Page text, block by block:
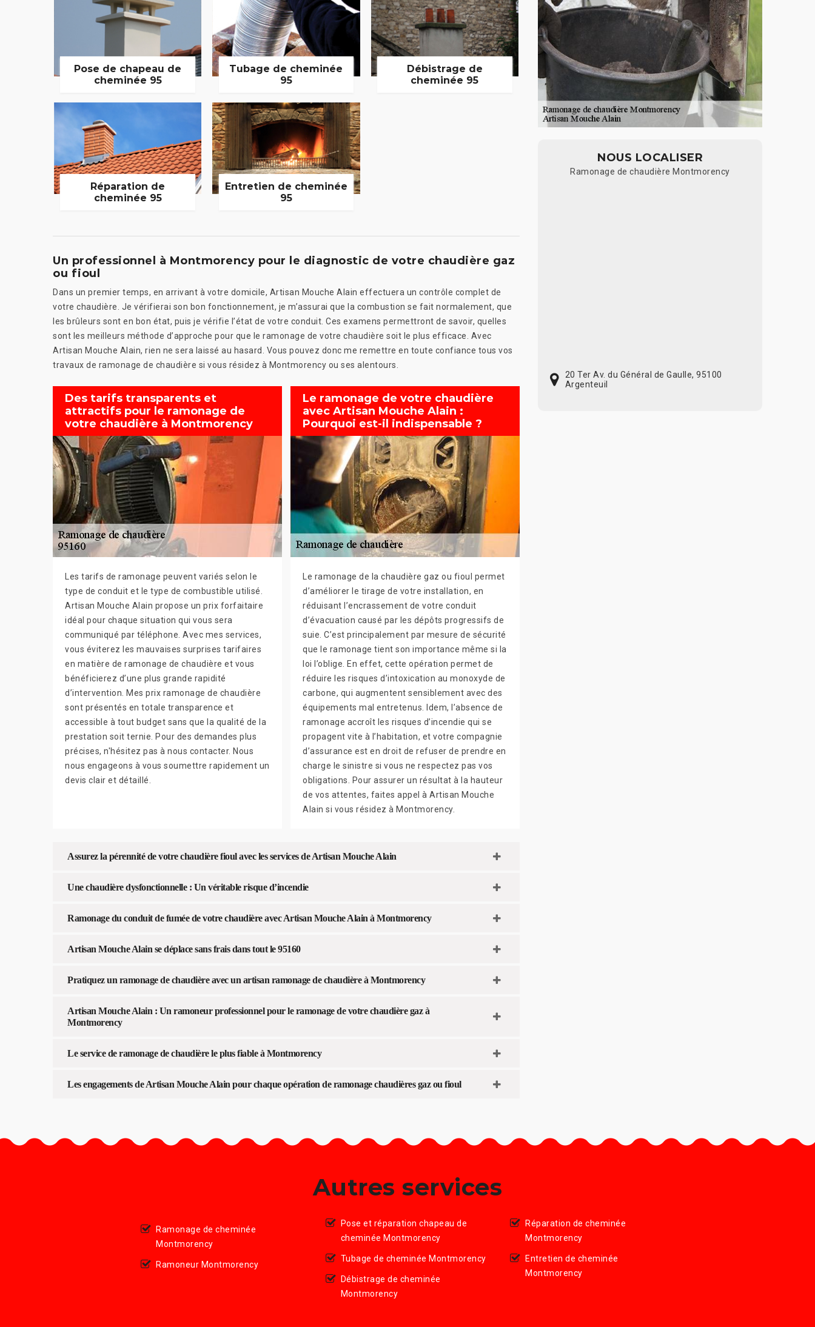
Pose de chapeau de
cheminée 95
Tubage de cheminée
95
Débistrage de
cheminée 95
Réparation de
cheminée 95
Entretien de cheminée
95
Un professionnel à Montmorency pour le diagnostic de votre chaudière gaz
ou fioul
Dans un premier temps, en arrivant à votre domicile, Artisan Mouche Alain effectuera un contrôle complet de
votre chaudière. Je vérifierai son bon fonctionnement, je m’assurai que la combustion se fait normalement, que
les brûleurs sont en bon état, puis je vérifie l’état de votre conduit. Ces examens permettront de savoir, quelles
sont les meilleurs méthode d’approche pour que le ramonage de votre chaudière soit le plus efficace. Avec
Artisan Mouche Alain, rien ne sera laissé au hasard. Vous pouvez donc me remettre en toute confiance tous vos
travaux de ramonage de chaudière si vous résidez à Montmorency ou ses alentours.
Des tarifs transparents et
attractifs pour le ramonage de
votre chaudière à Montmorency
Les tarifs de ramonage peuvent variés selon le
type de conduit et le type de combustible utilisé.
Artisan Mouche Alain propose un prix forfaitaire
idéal pour chaque situation qui vous sera
communiqué par téléphone. Avec mes services,
vous éviterez les mauvaises surprises tarifaires
en matière de ramonage de chaudière et vous
bénéficierez d’une plus grande rapidité
d’intervention. Mes prix ramonage de chaudière
sont présentés en totale transparence et
accessible à tout budget sans que la qualité de la
prestation soit ternie. Pour des demandes plus
précises, n'hésitez pas à nous contacter. Nous
nous engageons à vous soumettre rapidement un
devis clair et détaillé.
Le ramonage de votre chaudière
avec Artisan Mouche Alain :
Pourquoi est-il indispensable ?
Le ramonage de la chaudière gaz ou fioul permet
d’améliorer le tirage de votre installation, en
réduisant l’encrassement de votre conduit
d’évacuation causé par les dépôts progressifs de
suie. C’est principalement par mesure de sécurité
que le ramonage tient son importance même si la
loi l’oblige. En effet, cette opération permet de
réduire les risques d’intoxication au monoxyde de
carbone, qui augmentent sensiblement avec des
équipements mal entretenus. Idem, l’absence de
ramonage accroît les risques d’incendie qui se
propagent vite à l’habitation, et votre compagnie
d’assurance est en droit de refuser de prendre en
charge le sinistre si vous ne respectez pas vos
obligations. Pour assurer un résultat à la hauteur
de vos attentes, faites appel à Artisan Mouche
Alain si vous résidez à Montmorency.
Assurez la pérennité de votre chaudière fioul avec les services de Artisan Mouche Alain
Une chaudière dysfonctionnelle : Un véritable risque d’incendie
Ramonage du conduit de fumée de votre chaudière avec Artisan Mouche Alain à Montmorency
Artisan Mouche Alain se déplace sans frais dans tout le 95160
Pratiquez un ramonage de chaudière avec un artisan ramonage de chaudière à Montmorency
Artisan Mouche Alain : Un ramoneur professionnel pour le ramonage de votre chaudière gaz à
Montmorency
Le service de ramonage de chaudière le plus fiable à Montmorency
Les engagements de Artisan Mouche Alain pour chaque opération de ramonage chaudières gaz ou fioul
NOUS LOCALISER
Ramonage de chaudière Montmorency
20 Ter Av. du Général de Gaulle, 95100
Argenteuil
Autres services
Ramonage de cheminée
Montmorency
Ramoneur Montmorency
Pose et réparation chapeau de
cheminée Montmorency
Tubage de cheminée Montmorency
Débistrage de cheminée
Montmorency
Réparation de cheminée
Montmorency
Entretien de cheminée
Montmorency